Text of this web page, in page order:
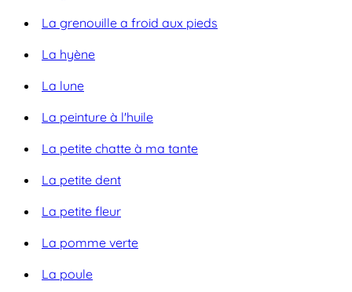
La grenouille a froid aux pieds
La hyène
La lune
La peinture à l'huile
La petite chatte à ma tante
La petite dent
La petite fleur
La pomme verte
La poule